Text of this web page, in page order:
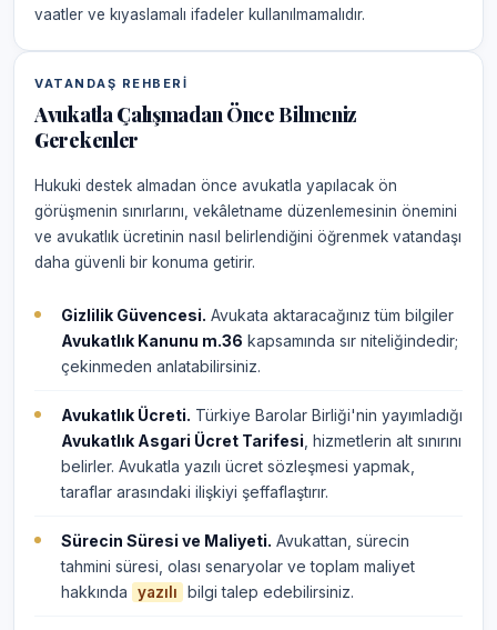
vaatler ve kıyaslamalı ifadeler kullanılmamalıdır.
VATANDAŞ REHBERI
Avukatla Çalışmadan Önce Bilmeniz
Gerekenler
Hukuki destek almadan önce avukatla yapılacak ön
görüşmenin sınırlarını, vekâletname düzenlemesinin önemini
ve avukatlık ücretinin nasıl belirlendiğini öğrenmek vatandaşı
daha güvenli bir konuma getirir.
Gizlilik Güvencesi. Avukata aktaracağınız tüm bilgiler
Avukatlık Kanunu m.36 kapsamında sır niteliğindedir;
çekinmeden anlatabilirsiniz.
Avukatlık Ücreti. Türkiye Barolar Birliği'nin yayımladığı
Avukatlık Asgari Ücret Tarifesi , hizmetlerin alt sınırını
belirler. Avukatla yazılı ücret sözleşmesi yapmak,
taraflar arasındaki ilişkiyi şeffaflaştırır.
Sürecin Süresi ve Maliyeti. Avukattan, sürecin
tahmini süresi, olası senaryolar ve toplam maliyet
hakkında
yazılı bilgi talep edebilirsiniz.